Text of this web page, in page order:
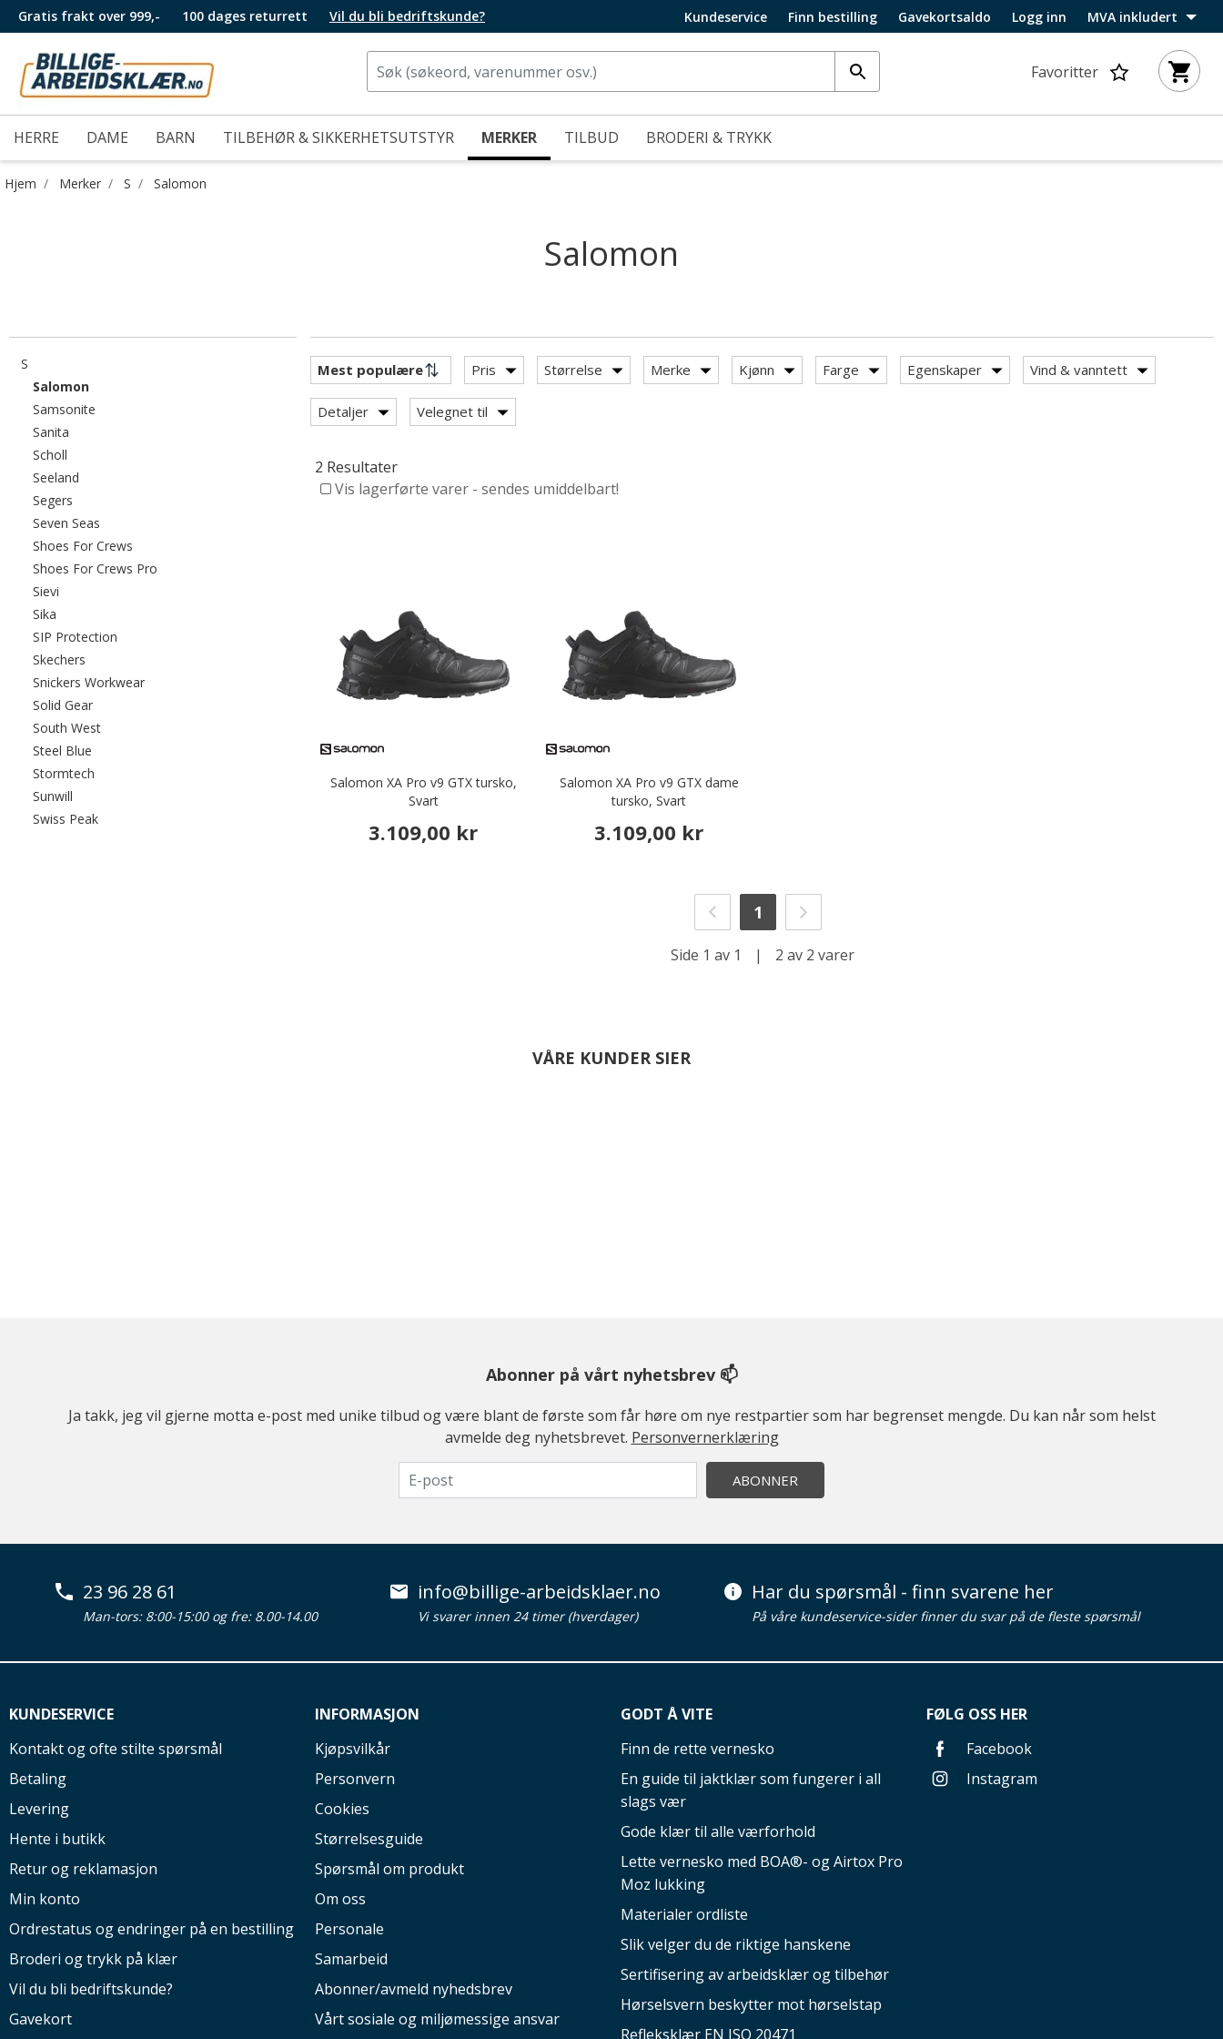
Gratis frakt over 999,- 100 dages returrett Vil du bli bedriftskunde? Kundeservice Finn bestilling Gavekortsaldo Logg inn MVA inkludert
Favoritter
HERRE DAME BARN TILBEHØR & SIKKERHETSUTSTYR MERKER TILBUD BRODERI & TRYKK
Hjem Merker S Salomon
Salomon
S
Salomonvalgte For øyeblikket sortert etter category: Salomon
Samsonite
Sanita
Scholl
Seeland
Segers
Seven Seas
Shoes For Crews
Shoes For Crews Pro
Sievi
Sika
SIP Protection
Skechers
Snickers WorkwearFiltrer etter category: Snickers Workwear
Solid GearFiltrer etter category: Solid Gear
South WestFiltrer etter category: South West
Steel Blue
Stormtech
Sunwill
Swiss PeakFiltrer etter category: Swiss Peak
Pris Størrelse Merke Kjønn Farge Egenskaper Vind & vanntett
Detaljer Velegnet til
2 Resultater
Vis lagerførte varer - sendes umiddelbart!
Salomon XA Pro v9 GTX tursko,
Svart
3.109,00 kr
Salomon XA Pro v9 GTX dame
tursko, Svart
3.109,00 kr
1
Side 1 av 1 | 2 av 2 varer
VÅRE KUNDER SIER
Abonner på vårt nyhetsbrev 📫
Ja takk, jeg vil gjerne motta e-post med unike tilbud og være blant de første som får høre om nye restpartier som har begrenset mengde. Du kan når som helst
avmelde deg nyhetsbrevet. Personvernerklæring
ABONNER
23 96 28 61
Man-tors: 8:00-15:00 og fre: 8.00-14.00
info@billige-arbeidsklaer.no
Vi svarer innen 24 timer (hverdager)
Har du spørsmål - finn svarene her
På våre kundeservice-sider finner du svar på de fleste spørsmål
KUNDESERVICE
Kontakt og ofte stilte spørsmål
Betaling
Levering
Hente i butikk
Retur og reklamasjon
Min konto
Ordrestatus og endringer på en bestilling
Broderi og trykk på klær
Vil du bli bedriftskunde?
Gavekort
INFORMASJON
Kjøpsvilkår
Personvern
Cookies
Størrelsesguide
Spørsmål om produkt
Om oss
Personale
Samarbeid
Abonner/avmeld nyhedsbrev
Vårt sosiale og miljømessige ansvar
GODT Å VITE
Finn de rette vernesko
En guide til jaktklær som fungerer i all
slags vær
Gode klær til alle værforhold
Lette vernesko med BOA®- og Airtox Pro
Moz lukking
Materialer ordliste
Slik velger du de riktige hanskene
Sertifisering av arbeidsklær og tilbehør
Hørselsvern beskytter mot hørselstap
Refleksklær EN ISO 20471
FØLG OSS HER
Facebook
Instagram